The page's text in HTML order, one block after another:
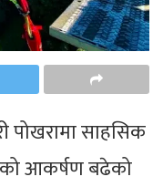
पोखरामा साहसिक
आकर्षण बढेको